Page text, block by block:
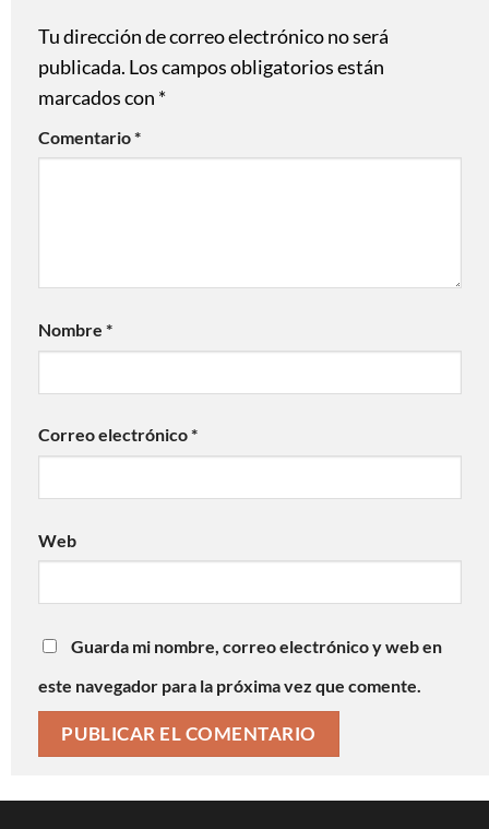
Tu dirección de correo electrónico no será
publicada. Los campos obligatorios están
marcados con *
Comentario*
Nombre *
Correo electrónico*
Web
Guarda mi nombre, correo electrónico y web en
este navegador para la próxima vez que comente.